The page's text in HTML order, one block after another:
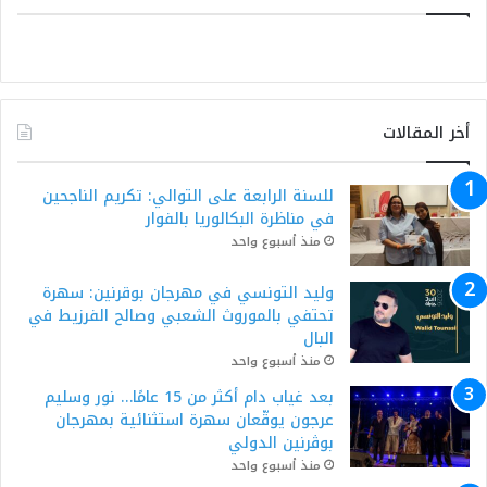
أخر المقالات
للسنة الرابعة على التوالي: تكريم الناجحين
في مناظرة البكالوريا بالفوار
منذ أسبوع واحد
وليد التونسي في مهرجان بوقرنين: سهرة
تحتفي بالموروث الشعبي وصالح الفرزيط في
البال
منذ أسبوع واحد
بعد غياب دام أكثر من 15 عامًا… نور وسليم
عرجون يوقّعان سهرة استثنائية بمهرجان
بوڨرنين الدولي
منذ أسبوع واحد